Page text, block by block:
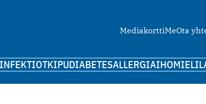
MediakorttiMeOta
INFEKTIOTKIPUDIABETESALLERGIAIHOMIELI